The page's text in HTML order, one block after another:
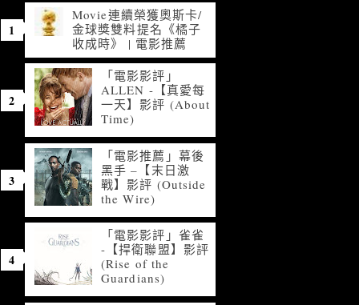
Movie連續榮獲奧斯卡/
金球獎雙料提名《橘子
收成時》 | 電影推薦
「電影影評」
ALLEN -【真愛每
一天】影評 (About
Time)
「電影推薦」幕後
黑手 –【末日激
戰】影評 (Outside
the Wire)
「電影影評」雀雀
-【捍衛聯盟】影評
(Rise of the
Guardians)